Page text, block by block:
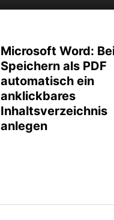
Microsoft Word:
Speichern als PDF
automatisch ein
anklickbares
Inhaltsverzeichnis
anlegen